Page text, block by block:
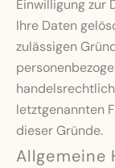
Einwilligung zur
Ihre Daten
zulässigen
letztgenannten
dieser Gründe.
Allgemeine